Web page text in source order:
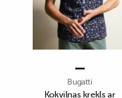
Bugatti
Kokvilnas krekls ar